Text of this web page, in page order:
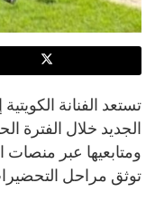
تستعد الفنانة
الجديد خلال الفترة
ومتابعيها عبر
توثق مراحل